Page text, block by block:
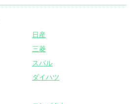
日産
三菱
スバル
ダイハツ